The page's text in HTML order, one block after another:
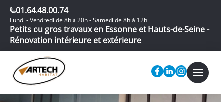
01.64.48.00.74
Lundi - Vendredi de 8h à 20h - Samedi de 8h à 12h
Petits ou gros travaux en Essonne et Hauts-de-Seine -
Rénovation intérieure et extérieure